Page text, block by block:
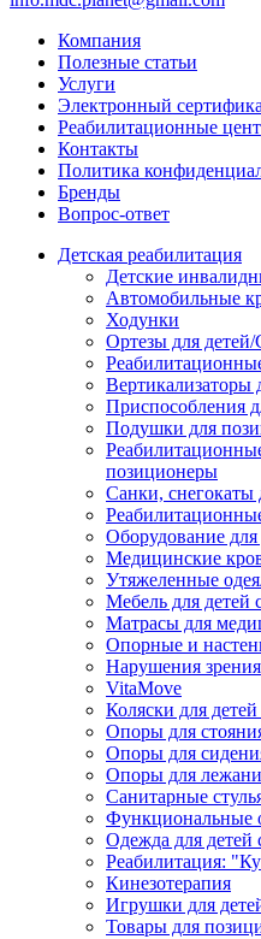
Компания
Полезные статьи
Услуги
Электронный
Реабилитационные
Контакты
Политика
Бренды
Вопрос-ответ
Детская реабилитация
Детские
Автомобильные
Ходунки
Ортезы для
Вертикализаторы
Приспособления
Подушки для
позиционеры
Санки,
Оборудование
Медицинские
Утяжеленные
Мебель для
Матрасы для
Опорные и
Нарушения зрения
VitaMove
Коляски для
Опоры для
Опоры для
Опоры для
Санитарные
Функциональные
Одежда для
Реабилитация:
Кинезотерапия
Игрушки для
Товары для